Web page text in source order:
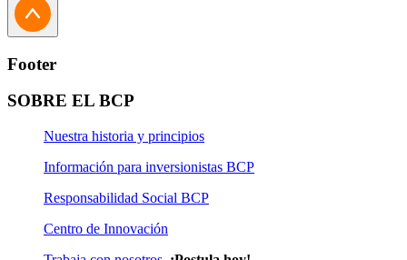
Footer
SOBRE EL BCP
Nuestra historia y principios
Información para inversionistas BCP
Responsabilidad Social BCP
Centro de Innovación